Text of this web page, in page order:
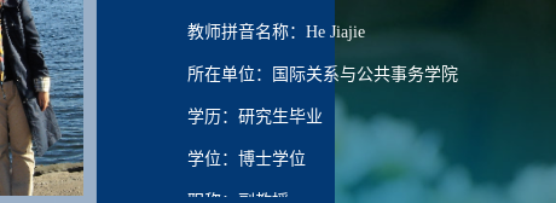
教师拼音名称：He Jiajie
所在单位：国际关系与公共事务学院
学历：研究生毕业
学位：博士学位